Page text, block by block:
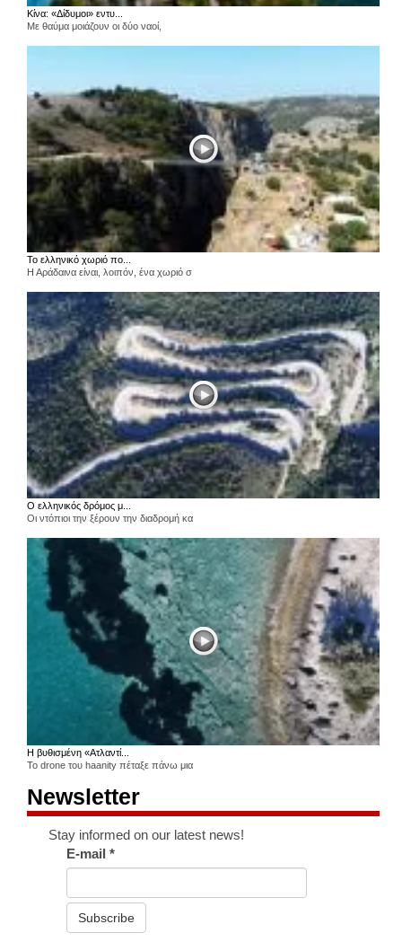
Κίνα: «Δίδυμοι» εντυ...
Με θαύμα μοιάζουν οι δύο ναοί,
Το ελληνικό χωριό πο...
Η Αράδαινα είναι, λοιπόν, ένα χωριό σ
Ο ελληνικός δρόμος μ...
Οι ντόπιοι την ξέρουν την διαδρομή κα
Η βυθισμένη «Ατλαντί...
Το drone του haanity πέταξε πάνω μια
Newsletter
Stay informed on our latest news!
E-mail*
Subscribe